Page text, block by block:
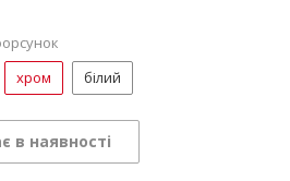
хром білий
в наявності